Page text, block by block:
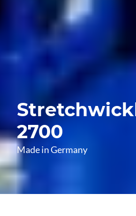
2700
Made in Germany